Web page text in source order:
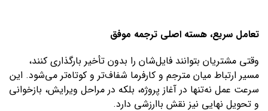
تعامل سریع، هسته اصلی ترجمه موفق
وقتی مشتریان بتوانند فایل‌شان را بدون تأخیر بارگذاری کنند،
مسیر ارتباط میان مترجم و کارفرما شفاف‌تر و کوتاه‌تر می‌شود. این
سرعت عمل نه‌تنها در آغاز پروژه، بلکه در مراحل ویرایش، بازخوانی
و تحویل نهایی نیز نقش باارزشی دارد.